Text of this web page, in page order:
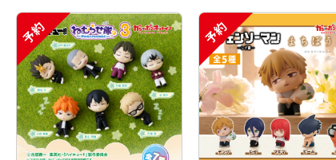
予約 予約